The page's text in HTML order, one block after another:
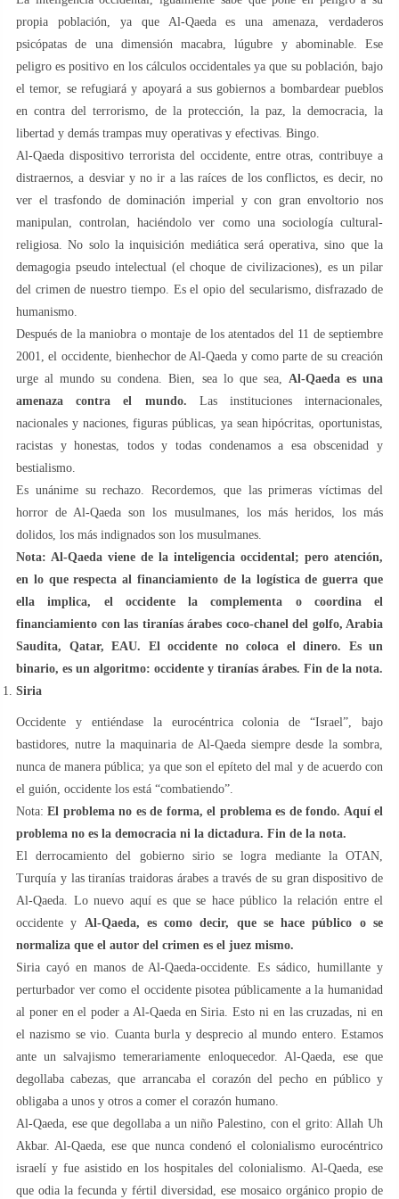
propia población, ya que Al-Qaeda es una amenaza, verdaderos
psicópatas de una dimensión macabra, lúgubre y abominable. Ese
peligro es positivo en los cálculos occidentales ya que su población, bajo
el temor, se refugiará y apoyará a sus gobiernos a bombardear pueblos
en contra del terrorismo, de la protección, la paz, la democracia, la
libertad y demás trampas muy operativas y efectivas. Bingo.
Al-Qaeda dispositivo terrorista del occidente, entre otras, contribuye a
distraernos, a desviar y no ir a las raíces de los conflictos, es decir, no
ver el trasfondo de dominación imperial y con gran envoltorio nos
manipulan, controlan, haciéndolo ver como una sociología cultural-
religiosa. No solo la inquisición mediática será operativa, sino que la
demagogia pseudo intelectual (el choque de civilizaciones), es un pilar
del crimen de nuestro tiempo. Es el opio del secularismo, disfrazado de
humanismo.
Después de la maniobra o montaje de los atentados del 11 de septiembre
2001, el occidente, bienhechor de Al-Qaeda y como parte de su creación
urge al mundo su condena. Bien, sea lo que sea, Al-Qaeda es una
amenaza contra el mundo. Las instituciones internacionales,
nacionales y naciones, figuras públicas, ya sean hipócritas, oportunistas,
racistas y honestas, todos y todas condenamos a esa obscenidad y
bestialismo.
Es unánime su rechazo. Recordemos, que las primeras víctimas del
horror de Al-Qaeda son los musulmanes, los más heridos, los más
dolidos, los más indignados son los musulmanes.
Nota: Al-Qaeda viene de la inteligencia occidental; pero atención,
en lo que respecta al financiamiento de la logística de guerra que
ella implica, el occidente la complementa o coordina el
financiamiento con las tiranías árabes coco-chanel del golfo, Arabia
Saudita, Qatar, EAU. El occidente no coloca el dinero. Es un
binario, es un algoritmo: occidente y tiranías árabes. Fin de la nota.
Siria
Occidente y entiéndase la eurocéntrica colonia de “Israel”, bajo
bastidores, nutre la maquinaria de Al-Qaeda siempre desde la sombra,
nunca de manera pública; ya que son el epíteto del mal y de acuerdo con
el guión, occidente los está “combatiendo”.
Nota:El problema no es de forma, el problema es de fondo. Aquí el
problema no es la democracia ni la dictadura. Fin de la nota.
El derrocamiento del gobierno sirio se logra mediante la OTAN,
Turquía y las tiranías traidoras árabes a través de su gran dispositivo de
Al-Qaeda. Lo nuevo aquí es que se hace público la relación entre el
occidente y Al-Qaeda, es como decir, que se hace público o se
normaliza que el autor del crimen es el juez mismo.
Siria cayó en manos de Al-Qaeda-occidente. Es sádico, humillante y
perturbador ver como el occidente pisotea públicamente a la humanidad
al poner en el poder a Al-Qaeda en Siria. Esto ni en las cruzadas, ni en
el nazismo se vio. Cuanta burla y desprecio al mundo entero. Estamos
ante un salvajismo temerariamente enloquecedor. Al-Qaeda, ese que
degollaba cabezas, que arrancaba el corazón del pecho en público y
obligaba a unos y otros a comer el corazón humano.
Al-Qaeda, ese que degollaba a un niño Palestino, con el grito: Allah Uh
Akbar. Al-Qaeda, ese que nunca condenó el colonialismo eurocéntrico
israelí y fue asistido en los hospitales del colonialismo. Al-Qaeda, ese
que odia la fecunda y fértil diversidad, ese mosaico orgánico propio de